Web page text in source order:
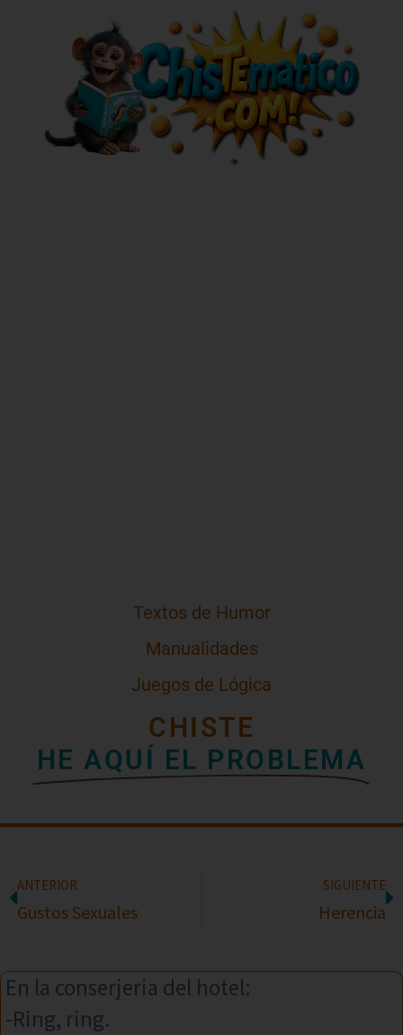
Textos de Humor
Manualidades
Juegos de Lógica
CHISTE
HE AQUÍ EL PROBLEMA
ANTERIOR
Gustos Sexuales
SIGUIENTE
Herencia
En la conserjeria del hotel:
-Ring, ring.